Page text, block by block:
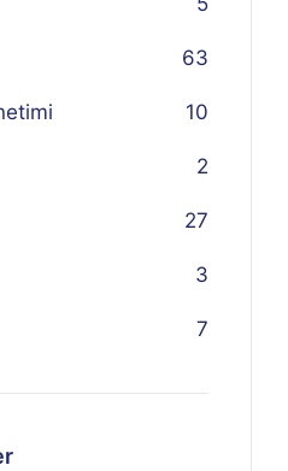
63
10
2
27
3
7